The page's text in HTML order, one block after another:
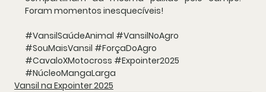
Foram momentos inesquecíveis!
#VansilSaúdeAnimal #VansilNoAgro
#SouMaisVansil #ForçaDoAgro
#CavaloXMotocross #Expointer2025
#NúcleoMangaLarga
Vansil na Expointer 2025